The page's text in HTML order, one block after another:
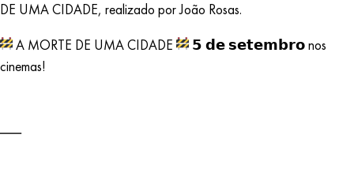
DE UMA CIDADE, realizado por João Rosas.
A MORTE DE UMA CIDADE
𝟱 𝗱𝗲 𝘀𝗲𝘁𝗲𝗺𝗯𝗿𝗼 nos
cinemas!